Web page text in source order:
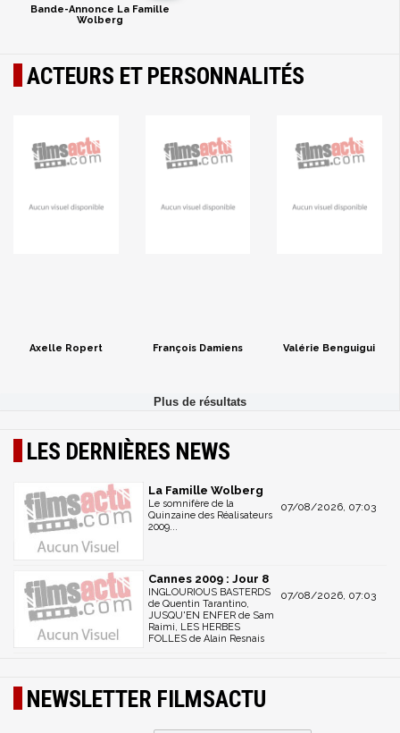
Bande-Annonce La Famille
Wolberg
ACTEURS ET PERSONNALITÉS
Axelle Ropert François Damiens Valérie Benguigui
LES DERNIÈRES NEWS
La Famille Wolberg
07/08/2026, 07:03
Le somnifère de la
Quinzaine des Réalisateurs
2009...
Cannes 2009 : Jour 8
07/08/2026, 07:03
INGLOURIOUS BASTERDS
de Quentin Tarantino,
JUSQU'EN ENFER de Sam
Raimi, LES HERBES
FOLLES de Alain Resnais
NEWSLETTER FILMSACTU